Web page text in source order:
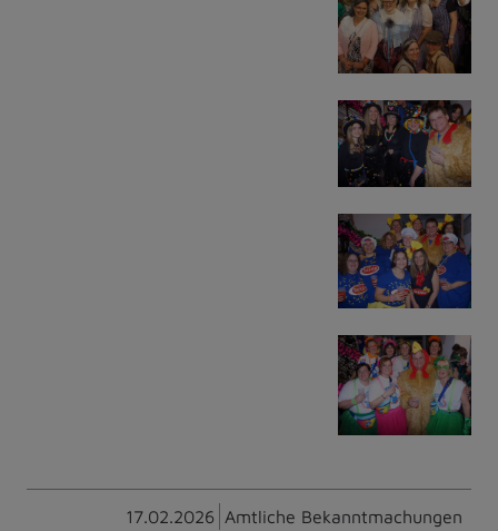
17.02.2026 Amtliche Bekanntmachungen